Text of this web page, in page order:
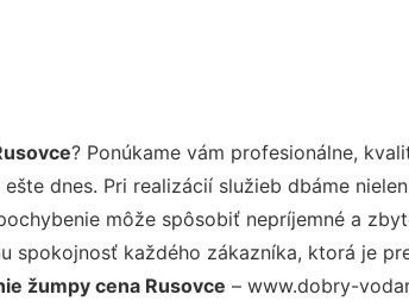
? Ponúkame vám profesionálne,
dnes. Pri realizácií služieb dbáme
môže spôsobiť nepríjemné a
spokojnosť každého zákazníka, ktorá je
žumpy cena Rusovce – www.dobry-